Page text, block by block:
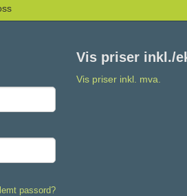
passord?
Vis priser inkl./
Vis priser inkl. mva.